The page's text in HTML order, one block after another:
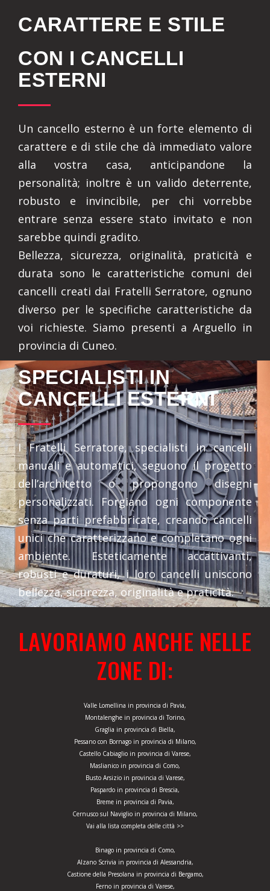
CARATTERE E STILE
CON I CANCELLI
ESTERNI
Un cancello esterno è un forte elemento di
carattere e di stile che dà immediato valore
alla vostra casa, anticipandone la
personalità; inoltre è un valido deterrente,
robusto e invincibile, per chi vorrebbe
entrare senza essere stato invitato e non
sarebbe quindi gradito.
Bellezza, sicurezza, originalità, praticità e
durata sono le caratteristiche comuni dei
cancelli creati dai Fratelli Serratore, ognuno
diverso per le specifiche caratteristiche da
voi richieste. Siamo presenti a Arguello in
provincia di Cuneo.
SPECIALISTI IN
CANCELLI ESTERNI
I Fratelli Serratore, specialisti in cancelli
manuali e automatici, seguono il progetto
dell’architetto o propongono disegni
personalizzati. Forgiano ogni componente
senza parti prefabbricate, creando cancelli
unici che caratterizzano e completano ogni
ambiente. Esteticamente accattivanti,
robusti e duraturi, i loro cancelli uniscono
bellezza, sicurezza, originalità e praticità.
LAVORIAMO ANCHE NELLE
ZONE DI:
Valle Lomellina in provincia di Pavia,
Montalenghe in provincia di Torino,
Graglia in provincia di Biella,
Pessano con Bornago in provincia di Milano,
Castello Cabiaglio in provincia di Varese,
Maslianico in provincia di Como,
Busto Arsizio in provincia di Varese,
Paspardo in provincia di Brescia,
Breme in provincia di Pavia,
Cernusco sul Naviglio in provincia di Milano,
Vai alla lista completa delle città >>
Binago in provincia di Como,
Alzano Scrivia in provincia di Alessandria,
Castione della Presolana in provincia di Bergamo,
Ferno in provincia di Varese,